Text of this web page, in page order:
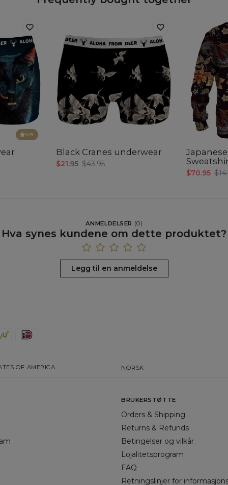
4/5
Black Cranes underwear
$21.95 $43.95
$70.95
ANMELDELSER (0)
Hva synes kundene om dette produktet?
Legg til en anmeldelse
OF AMERICA NORSK
BRUKERSTØTTE
Orders & Shipping
Returns & Refunds
Betingelser og vilkår
Lojalitetsprogram
FAQ
Retningslinjer for